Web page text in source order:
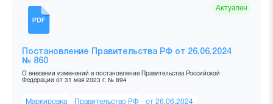
Актуален
Постановление Правительства РФ от 26.06.2024
№ 860
О внесении изменений в постановление Правительства Российской
Федерации от 31 мая 2023 г. № 894
Маркировка Правительство РФ от 26.06.2024